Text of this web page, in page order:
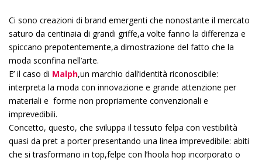
Ci sono creazioni di brand emergenti che nonostante il mercato
saturo da centinaia di grandi griffe,a volte fanno la differenza e
spiccano prepotentemente,a dimostrazione del fatto che la
moda sconfina nell’arte.
E’ il caso di Malph,un marchio dall’identità riconoscibile:
interpreta la moda con innovazione e grande attenzione per
materiali e forme non propriamente convenzionali e
imprevedibili.
Concetto, questo, che sviluppa il tessuto felpa con vestibilità
quasi da pret a porter presentando una linea imprevedibile: abiti
che si trasformano in top,felpe con l’hoola hop incorporato o